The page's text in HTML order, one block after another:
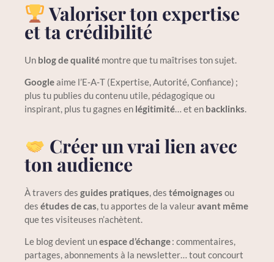
Valoriser ton expertise
et ta crédibilité
Un blog de qualité montre que tu maîtrises ton sujet.
Googleaime l’E‑A‑T (Expertise, Autorité, Confiance) ;
plus tu publies du contenu utile, pédagogique ou
inspirant, plus tu gagnes en légitimité… et en backlinks.
Créer un vrai lien avec
ton audience
À travers des guides pratiques, des témoignages ou
des études de cas, tu apportes de la valeuravant même
que tes visiteuses n’achètent.
Le blog devient unespace d’échange: commentaires,
partages, abonnements à la newsletter… tout concourt